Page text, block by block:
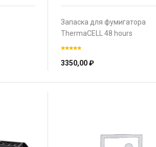
Запаска для фумигатора
ThermaCELL 48 hours
3350,00₽